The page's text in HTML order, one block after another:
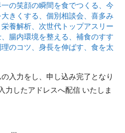
の笑顔の瞬間を食でつくる 、 今
きくする 、 個別相談会、 喜多み
栄養解析、 次世代トップアスリー
、 腸内環境を整える 、 補食のすす
のコツ、 身長を伸ばす、 食を太
入力をし、申し込み完了となり
力したアドレスへ配信 いたしま